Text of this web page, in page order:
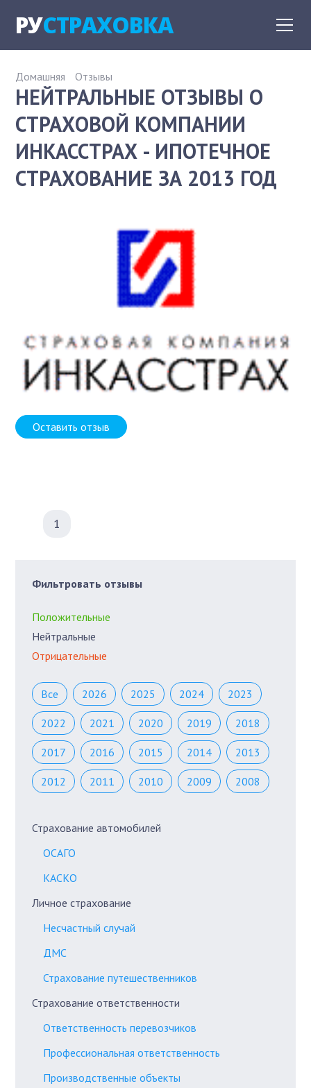
РУСТРАХОВКА
Домашняя Отзывы
НЕЙТРАЛЬНЫЕ ОТЗЫВЫ О
СТРАХОВОЙ КОМПАНИИ
ИНКАССТРАХ - ИПОТЕЧНОЕ
СТРАХОВАНИЕ ЗА 2013 ГОД
Оставить отзыв
1
Фильтровать отзывы
Положительные
Нейтральные
Отрицательные
Все 2026 2025 2024 2023
2022 2021 2020 2019 2018
2017 2016 2015 2014 2013
2012 2011 2010 2009 2008
Страхование автомобилей
ОСАГО
КАСКО
Личное страхование
Несчастный случай
ДМС
Страхование путешественников
Страхование ответственности
Ответственность перевозчиков
Профессиональная ответственность
Производственные объекты